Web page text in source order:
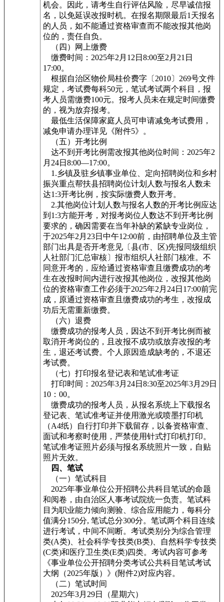
机会。因此，请考生自行评估风险，尽早诚信报
名，以免延误改报时机。在报名期限最后1天报名
的人员，如不能通过资格审查而不能改报其他岗
位的，责任自负。
（四）网上缴费
缴费时间：2025年2月12日8:00至2月21日
17:00。
根据自治区物价局桂价费字〔2010〕269号文件
规定，考试费每科50元，笔试考试两个科目，报
考人员需缴费100元。报考人员未在规定时间缴费
的，视为放弃报考。
最低生活保障家庭人员可申请减免考试费用，
减免申请办理详见《附件5》。
（五）开考比例
达不到开考比例需改报其他岗位时间：2025年2
月24日8:00—17:00。
1.乡镇及驻乡镇事业单位、定向招聘岗位和乡村
振兴重点帮扶县招聘岗位计划人数与报名人数未
达1:3开考比例，按实际缴费人数开考。
2.其他岗位计划人数与报名人数的开考比例应达
到1:3方能开考，对报考岗位人数达不到开考比例
要求的，确因需要在当年补缺的紧缺专业岗位，
于2025年2月23日中午12:00前，由招聘单位及主管
部门出具是否开考意见〔县(市、区)先报同级组织
人社部门汇总审核〕报市组织人社部门核准。不
同意开考的，应给通过资格审查且缴费成功的考
生在改报时间内进行改报其他岗位，改报其他岗
位的资格审查工作必须于2025年2月24日17:00前完
成，原通过资格审查且缴费成功的考生，改报成
功后无需重新缴费。
（六）退费
缴费成功的报考人员，因达不到开考比例而被
取消开考岗位的，且改报不成功或放弃改报的考
生，退还考试费。个人原因造成缺考的，不退还
考试费。
（七）打印报名登记表和笔试准考证
打印时间：2025年3月24日8:30至2025年3月29日
10：00。
缴费成功的报考人员，从报名系统上下载报名
登记表、笔试准考证并使用激光或喷墨打印机
（A4纸）自行打印并下载留存，以备资格审查、
面试和考察时使用，严禁使用针式打印机打印。
笔试准考证照片必须与报名系统照片一致，自贴
照片无效。
四、笔试
（一）笔试科目
2025年事业单位公开招聘公共科目笔试的命题
和阅卷，由自治区人事考试院统一负责。笔试科
目为职业能力倾向测验、综合应用能力，每科分
值满分150分, 笔试总分300分。笔试两个科目连续
进行考试，中间不间断。考试类别分为综合管理
类(A类)、社会科学专技类(B类)、自然科学专技类
(C类)和医疗卫生类(E类)四类。考试内容可参考
《事业单位公开招聘分类考试公共科目笔试考试
大纲（2025年版）》(附件2)对应内容。
（二）笔试时间
2025年3月29日（星期六）